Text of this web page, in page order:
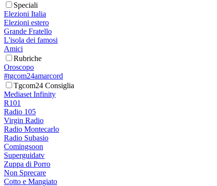
Speciali
Elezioni Italia
Elezioni estero
Grande Fratello
L'isola dei famosi
Amici
Rubriche
Oroscopo
#tgcom24amarcord
Tgcom24 Consiglia
Mediaset Infinity
R101
Radio 105
Virgin Radio
Radio Montecarlo
Radio Subasio
Comingsoon
Superguidatv
Zuppa di Porro
Non Sprecare
Cotto e Mangiato